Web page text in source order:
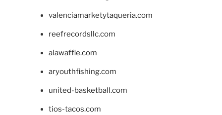
valenciamarketytaqueria.com
reefrecordsllc.com
alawaffle.com
aryouthfishing.com
united-basketball.com
tios-tacos.com